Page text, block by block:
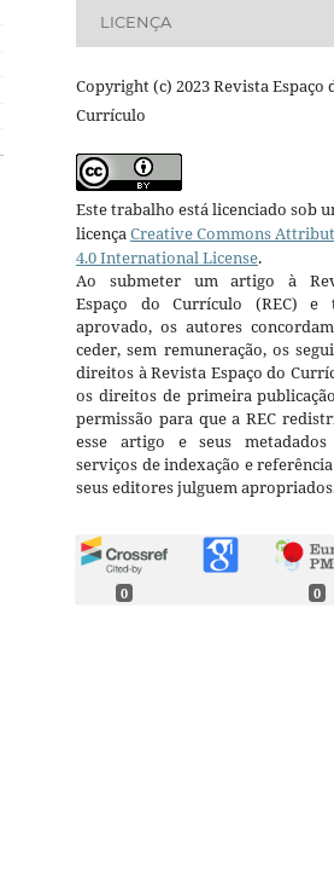
LICENÇA
Copyright (c) 2023 Revista Espaço
Currículo
Este trabalho está licenciado sob
licençaCreative Commons
4.0 International License.
Ao submeter um artigo à
Espaço do Currículo (REC) e
aprovado, os autores
ceder, sem remuneração, os
direitos à Revista Espaço do
os direitos de primeira
permissão para que a REC
esse artigo e seus metadados
serviços de indexação e
seus editores julguem
0 0